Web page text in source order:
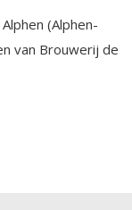
(Alphen-
van Brouwerij de